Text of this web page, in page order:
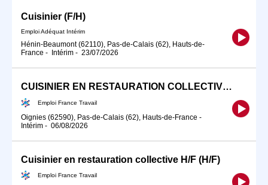
Cuisinier (F/H)
Emploi Adéquat Intérim
Hénin-Beaumont (62110), Pas-de-Calais (62), Hauts-de-
France - Intérim - 23/07/2026
CUISINIER EN RESTAURATION COLLECTIVE (H/F)
Emploi France Travail
Oignies (62590), Pas-de-Calais (62), Hauts-de-France -
Intérim - 06/08/2026
Cuisinier en restauration collective H/F (H/F)
Emploi France Travail